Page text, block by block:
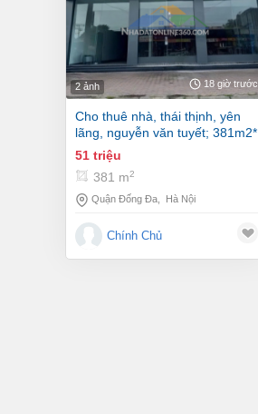
2 ảnh 18 giờ trước
cho thuê nhà, thái thịnh, yên
lãng, nguyễn văn tuyết; 381m2*
1t -51 tr
51 triệu
381 m2
Quận Đống Đa Hà Nội
Chính Chủ